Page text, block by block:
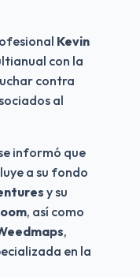
Kevin
con la
contra
al
informó que
a su fondo
y su
, así como
,
en la